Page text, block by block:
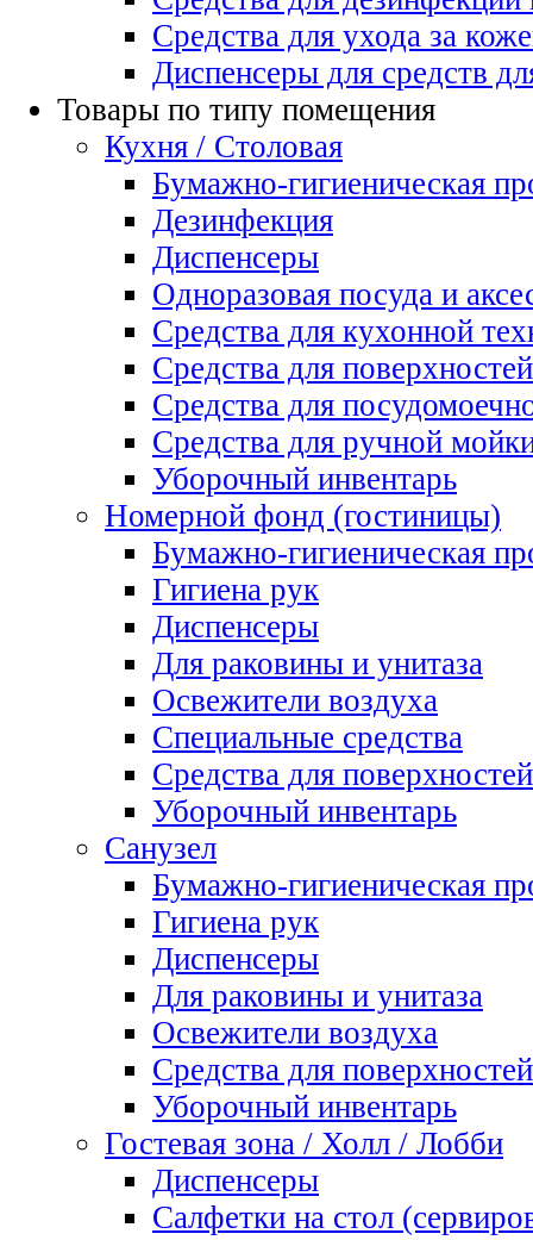
Средства для ухода за
Диспенсеры для средств
Товары по типу помещения
Кухня / Столовая
Бумажно-гигиеническая
Дезинфекция
Диспенсеры
Одноразовая посуда и
Средства для кухонной
Средства для поверхностей
Средства для
Средства для ручной
Уборочный инвентарь
Номерной фонд (гостиницы)
Бумажно-гигиеническая
Гигиена рук
Диспенсеры
Для раковины и унитаза
Освежители воздуха
Специальные средства
Средства для поверхностей
Уборочный инвентарь
Санузел
Бумажно-гигиеническая
Гигиена рук
Диспенсеры
Для раковины и унитаза
Освежители воздуха
Средства для поверхностей
Уборочный инвентарь
Гостевая зона / Холл / Лобби
Диспенсеры
Салфетки на стол